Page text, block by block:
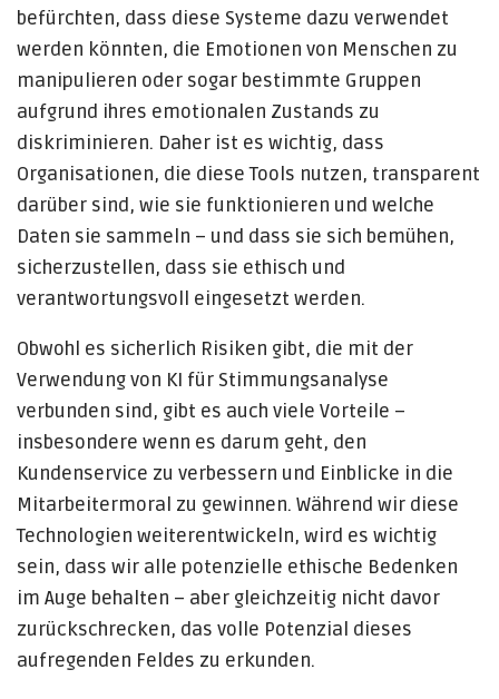
befürchten, dass diese Systeme dazu verwendet
werden könnten, die Emotionen von Menschen zu
manipulieren oder sogar bestimmte Gruppen
aufgrund ihres emotionalen Zustands zu
diskriminieren. Daher ist es wichtig, dass
Organisationen, die diese Tools nutzen, transparent
darüber sind, wie sie funktionieren und welche
Daten sie sammeln – und dass sie sich bemühen,
sicherzustellen, dass sie ethisch und
verantwortungsvoll eingesetzt werden.
Obwohl es sicherlich Risiken gibt, die mit der
Verwendung von KI für Stimmungsanalyse
verbunden sind, gibt es auch viele Vorteile –
insbesondere wenn es darum geht, den
Kundenservice zu verbessern und Einblicke in die
Mitarbeitermoral zu gewinnen. Während wir diese
Technologien weiterentwickeln, wird es wichtig
sein, dass wir alle potenzielle ethische Bedenken
im Auge behalten – aber gleichzeitig nicht davor
zurückschrecken, das volle Potenzial dieses
aufregenden Feldes zu erkunden.